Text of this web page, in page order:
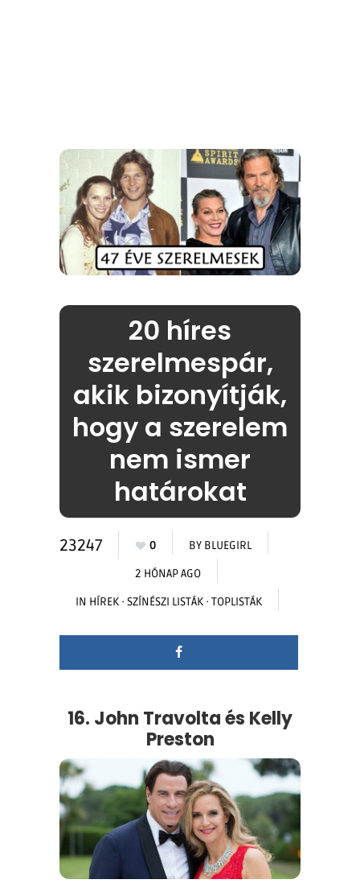
20 híres
szerelmespár,
akik bizonyítják,
hogy a szerelem
nem ismer
határokat
23247 0 BY BLUEGIRL
2 HÓNAP AGO
IN HÍREK · SZÍNÉSZI LISTÁK · TOPLISTÁK
16. John Travolta és Kelly
Preston